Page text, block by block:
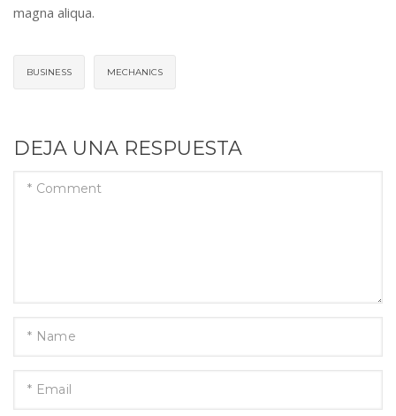
magna aliqua.
BUSINESS MECHANICS
DEJA UNA RESPUESTA